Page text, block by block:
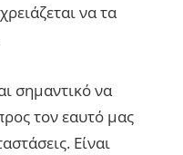
να τα
σημαντικό να
τον εαυτό μας
Είναι